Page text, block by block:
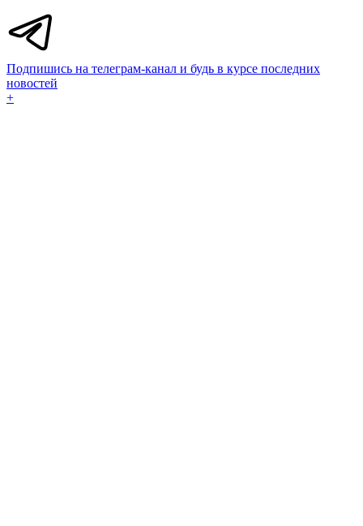
Подпишись на телеграм-канал и будь в курсе последних
новостей
+